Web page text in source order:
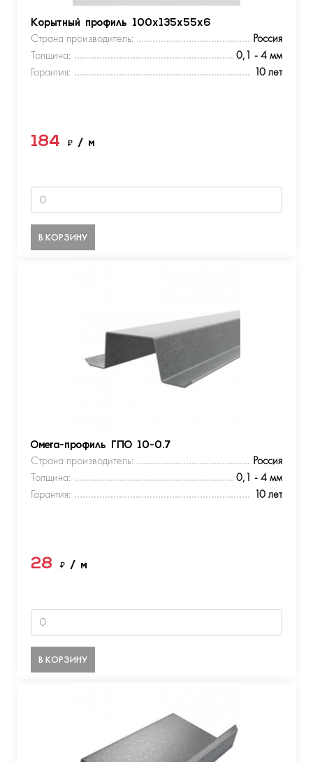
Корытный профиль 100х135х55х6
Страна производитель:
Россия
Толщина:
0,1 - 4 мм
Гарантия:
10 лет
184 ₽ / м
В КОРЗИНУ
Омега-профиль ГПО 10-0.7
Страна производитель:
Россия
Толщина:
0,1 - 4 мм
Гарантия:
10 лет
28 ₽ / м
В КОРЗИНУ